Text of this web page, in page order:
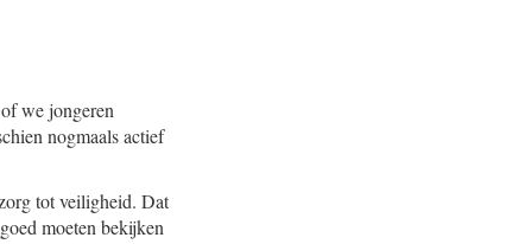
we jongeren
nogmaals actief
tot veiligheid. Dat
moeten bekijken